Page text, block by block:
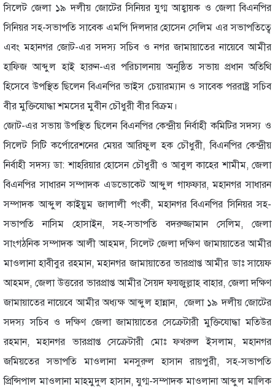
সিলেট জেলা ১৯ দলীয় জোটের সিনিয়র যুগ্ম আহ্বায়ক ও জেলা বিএনপির
সিনিয়র সহ-সভাপতি সাবেক এমপি দিলদার হোসেন সেলিম এর সভাপতিত্বে
এবং মহানগর জোট-এর সদস্য সচিব ও নগর জামায়াতের নায়েবে আমীর
হাফিজ আব্দুল হাই হারুন-এর পরিচালনায় অনুষ্ঠিত সভায় প্রধান অতিথি
হিসেবে উপস্থিত ছিলেন বিএনপির ভাইস চেয়ারম্যান ও সাবেক পররাষ্ট্র সচিব
বীর মুক্তিযোদ্ধা শমসের মুবীন চৌধুরী বীর বিক্রম।
জোট-এর সভায় উপস্থিত ছিলেন বিএনপির কেন্দ্রীয় নির্বাহী কমিটির সদস্য ও
সিলেট সিটি কর্পোরেশনের মেয়র আরিফুল হক চৌধুরী, বিএনপির কেন্দ্রীয়
নির্বাহী সদস্য ডা: শাহরিয়ার হোসেন চৌধুরী ও আবুল কাহের শামীম, জেলা
বিএনপির সাধারন সম্পাদক এডভোকেট আব্দুল গাফ্ফার, মহানগর সাধারন
সম্পাদক আব্দুল কাইয়ুম জালালী পংকী, মহানগর বিএনপির সিনিয়র সহ-
সভাপতি নাসিম হোসাইন, সহ-সভাপতি বদরুজ্জামান সেলিম, জেলা
সাংগঠনিক সম্পাদক আলী আহমদ, সিলেট জেলা দক্ষিণ জামায়াতের আমীর
মাওলানা হাবীবুর রহমান, মহানগর জামায়াতের ভারপ্রাপ্ত আমীর ডাঃ সায়েফ
আহমদ, জেলা উত্তরের ভারপ্রাপ্ত আমীর সৈয়দ ফয়জুল্লাহ বাহার, জেলা দক্ষিণ
জামায়াতের নায়েবে আমীর অধ্যক্ষ আব্দুল হান্নান, জেলা ১৯ দলীয় জোটের
সদস্য সচিব ও দক্ষিণ জেলা জামায়াতের সেক্রেটারী মুক্তিযোদ্ধা মতিউর
রহমান, মহানগর ভারপ্রাপ্ত সেক্রেটারী মোঃ ফখরুল ইসলাম, মহানগর
জমিয়তের সভাপতি মাওলানা মনসুরুল হাসান রায়পুরী, সহ-সভাপতি
প্রিন্সিপাল মাওলানা মাহমুদুল হাসান, যুগ্ম-সম্পাদক মাওলানা আব্দুল মালিক